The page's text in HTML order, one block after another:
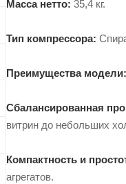
Масса нетто: 35,4 кг.
Тип компрессора:
Преимущества модели:
Сбалансированная
витрин до небольших
Компактность и
агрегатов.